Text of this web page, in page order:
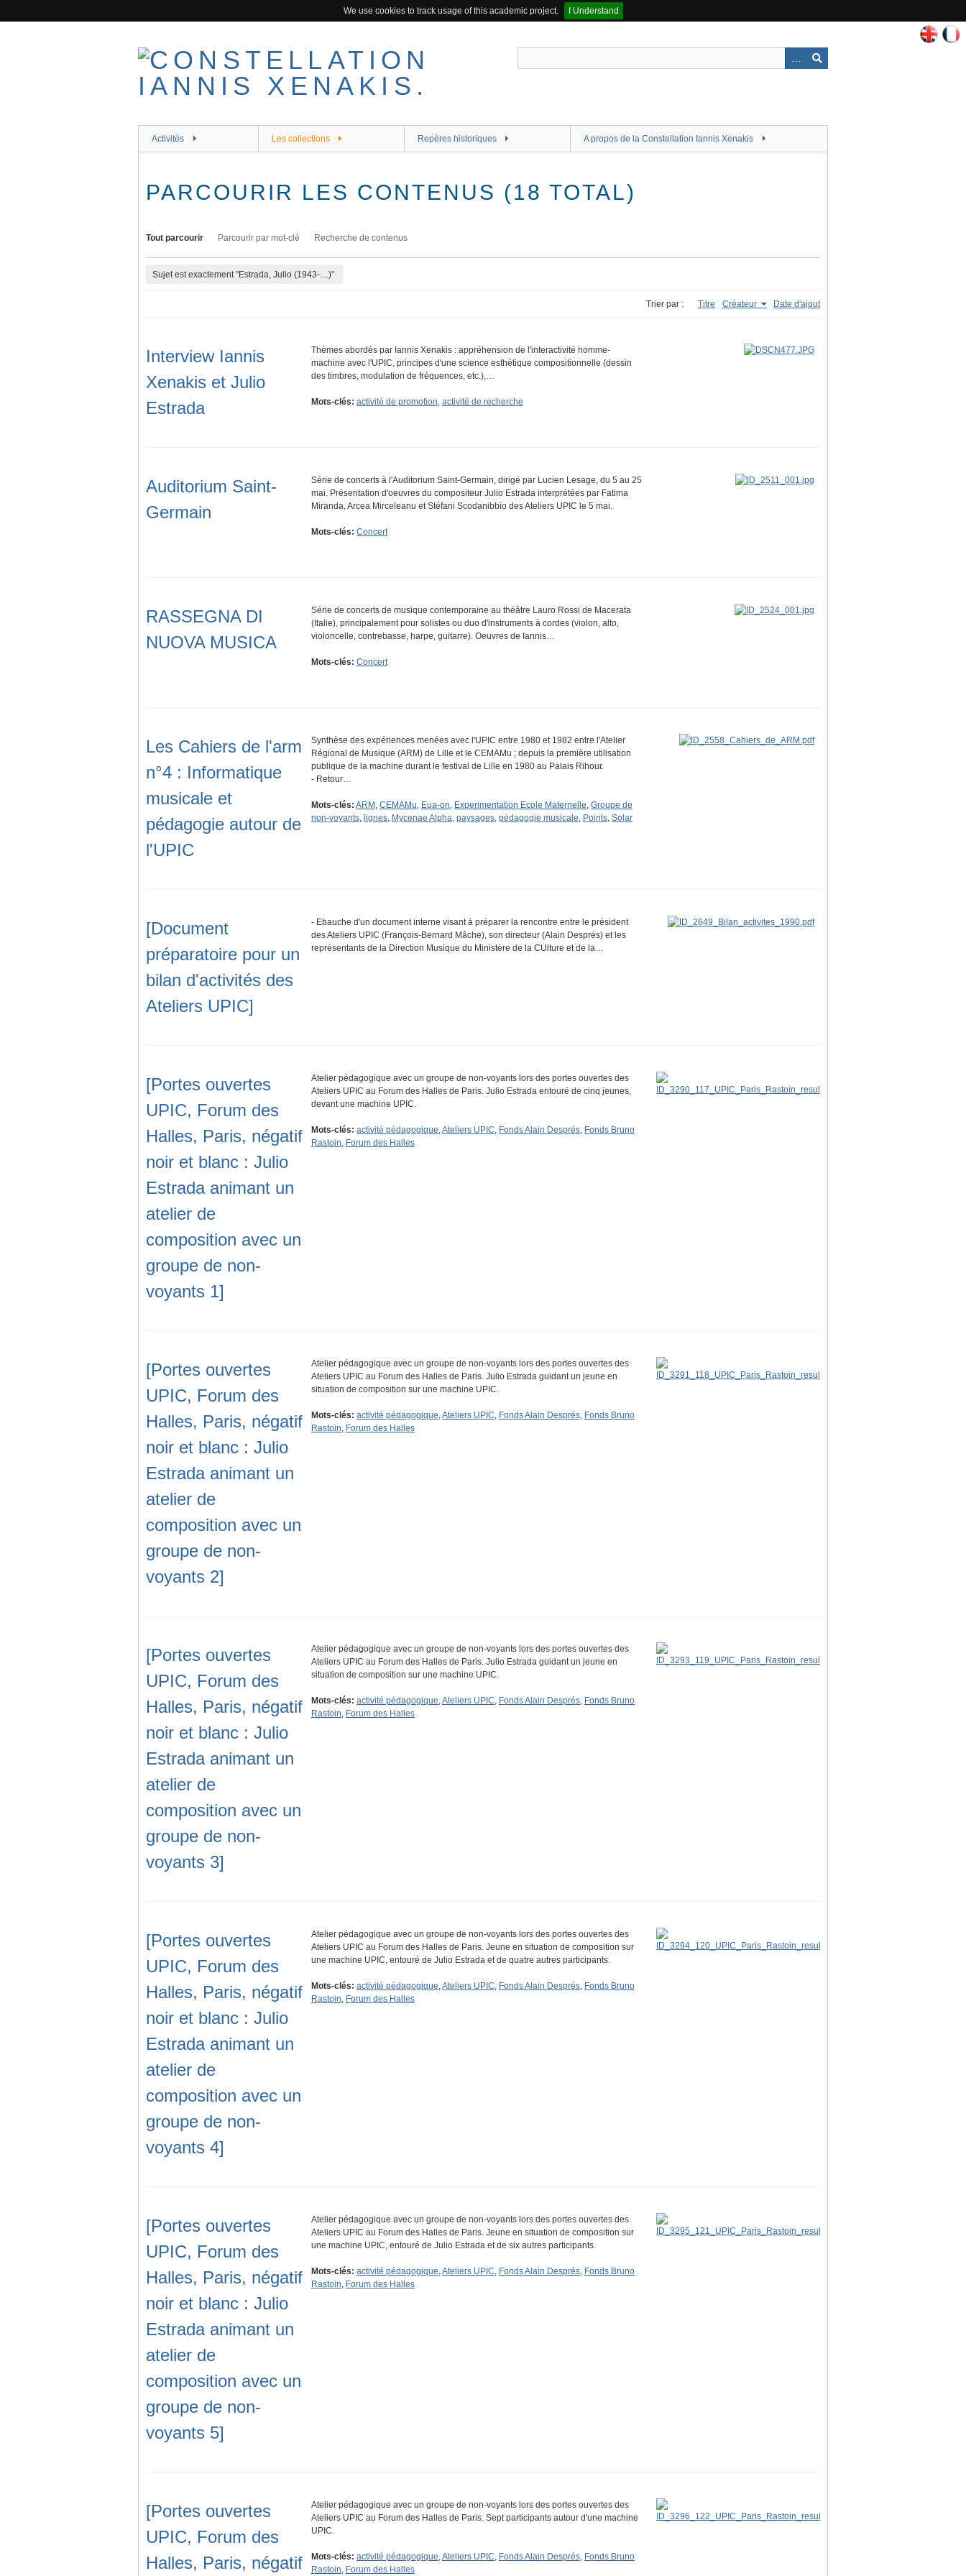
We use cookies to track usage of this academic project.
I Understand
Activités Les collections Repères historiques A propos de la Constellation Iannis Xenakis
PARCOURIR LES CONTENUS (18 TOTAL)
Tout parcourir Parcourir par mot-clé Recherche de contenus
Sujet est exactement "Estrada, Julio (1943-....)"
Trier par : Titre Créateur Date d'ajout
Interview Iannis
Xenakis et Julio
Estrada
Thèmes abordés par Iannis Xenakis : appréhension de l'interactivité homme-
machine avec l'UPIC, principes d'une science esthétique compositionnelle (dessin
des timbres, modulation de fréquences, etc.),…
Mots-clés: activité de promotion, activité de recherche
Auditorium Saint-
Germain
Série de concerts à l'Auditorium Saint-Germain, dirigé par Lucien Lesage, du 5 au 25
mai. Présentation d'oeuvres du compositeur Julio Estrada interprétées par Fatima
Miranda, Arcea Mirceleanu et Stéfani Scodanibbio des Ateliers UPIC le 5 mai.
Mots-clés: Concert
RASSEGNA DI
NUOVA MUSICA
Série de concerts de musique contemporaine au théâtre Lauro Rossi de Macerata
(Italie), principalement pour solistes ou duo d'instruments à cordes (violon, alto,
violoncelle, contrebasse, harpe, guitarre). Oeuvres de Iannis…
Mots-clés: Concert
Les Cahiers de l'arm
n°4 : Informatique
musicale et
pédagogie autour de
l'UPIC
Synthèse des expériences menées avec l'UPIC entre 1980 et 1982 entre l'Atelier
Régional de Musique (ARM) de Lille et le CEMAMu ; depuis la première utilisation
publique de la machine durant le festival de Lille en 1980 au Palais Rihour.
- Retour…
Mots-clés: ARM , CEMAMu, Eua-on, Experimentation Ecole Maternelle, Groupe de
non-voyants, lignes, Mycenae Alpha, paysages, pédagogie musicale, Points, Solar
[Document
préparatoire pour un
bilan d'activités des
Ateliers UPIC]
- Ebauche d'un document interne visant à préparer la rencontre entre le président
des Ateliers UPIC (François-Bernard Mâche), son directeur (Alain Després) et les
représentants de la Direction Musique du Ministère de la CUlture et de la…
[Portes ouvertes
UPIC, Forum des
Halles, Paris, négatif
noir et blanc : Julio
Estrada animant un
atelier de
composition avec un
groupe de non-
voyants 1]
Atelier pédagogique avec un groupe de non-voyants lors des portes ouvertes des
Ateliers UPIC au Forum des Halles de Paris. Julio Estrada entouré de cinq jeunes,
devant une machine UPIC.
Mots-clés: activité pédagogique,Ateliers UPIC, Fonds Alain Després, Fonds Bruno
Rastoin, Forum des Halles
[Portes ouvertes
UPIC, Forum des
Halles, Paris, négatif
noir et blanc : Julio
Estrada animant un
atelier de
composition avec un
groupe de non-
voyants 2]
Atelier pédagogique avec un groupe de non-voyants lors des portes ouvertes des
Ateliers UPIC au Forum des Halles de Paris. Julio Estrada guidant un jeune en
situation de composition sur une machine UPIC.
Mots-clés: activité pédagogique,Ateliers UPIC, Fonds Alain Després, Fonds Bruno
Rastoin, Forum des Halles
[Portes ouvertes
UPIC, Forum des
Halles, Paris, négatif
noir et blanc : Julio
Estrada animant un
atelier de
composition avec un
groupe de non-
voyants 3]
Atelier pédagogique avec un groupe de non-voyants lors des portes ouvertes des
Ateliers UPIC au Forum des Halles de Paris. Julio Estrada guidant un jeune en
situation de composition sur une machine UPIC.
Mots-clés: activité pédagogique,Ateliers UPIC, Fonds Alain Després, Fonds Bruno
Rastoin, Forum des Halles
[Portes ouvertes
UPIC, Forum des
Halles, Paris, négatif
noir et blanc : Julio
Estrada animant un
atelier de
composition avec un
groupe de non-
voyants 4]
Atelier pédagogique avec un groupe de non-voyants lors des portes ouvertes des
Ateliers UPIC au Forum des Halles de Paris. Jeune en situation de composition sur
une machine UPIC, entouré de Julio Estrada et de quatre autres participants.
Mots-clés: activité pédagogique,Ateliers UPIC, Fonds Alain Després, Fonds Bruno
Rastoin, Forum des Halles
[Portes ouvertes
UPIC, Forum des
Halles, Paris, négatif
noir et blanc : Julio
Estrada animant un
atelier de
composition avec un
groupe de non-
voyants 5]
Atelier pédagogique avec un groupe de non-voyants lors des portes ouvertes des
Ateliers UPIC au Forum des Halles de Paris. Jeune en situation de composition sur
une machine UPIC, entouré de Julio Estrada et de six autres participants.
Mots-clés: activité pédagogique,Ateliers UPIC, Fonds Alain Després, Fonds Bruno
Rastoin, Forum des Halles
[Portes ouvertes
UPIC, Forum des
Halles, Paris, négatif
Atelier pédagogique avec un groupe de non-voyants lors des portes ouvertes des
Ateliers UPIC au Forum des Halles de Paris. Sept participants autour d'une machine
UPIC.
Mots-clés: activité pédagogique,Ateliers UPIC, Fonds Alain Després, Fonds Bruno
Rastoin, Forum des Halles